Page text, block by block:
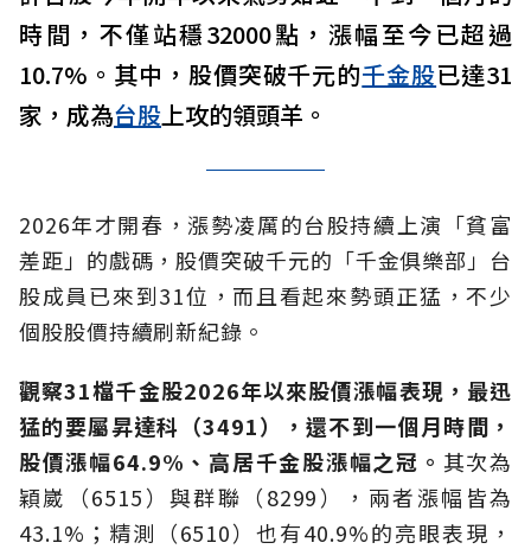
時間，不僅站穩32000點，漲幅至今已超過
10.7%。其中，股價突破千元的千金股已達31
家，成為台股上攻的領頭羊。
2026年才開春，漲勢凌厲的台股持續上演「貧富
差距」的戲碼，股價突破千元的「千金俱樂部」台
股成員已來到31位，而且看起來勢頭正猛，不少
個股股價持續刷新紀錄。
觀察31檔千金股2026年以來股價漲幅表現，最迅
猛的要屬昇達科（3491），還不到一個月時間，
股價漲幅64.9%、高居千金股漲幅之冠。 其次為
穎崴（6515）與群聯（8299），兩者漲幅皆為
43.1%；精測（6510）也有40.9%的亮眼表現，